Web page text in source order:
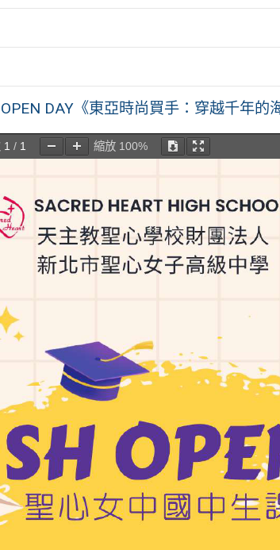
DAY《東亞時尚買手：穿越千年的
1 / 1 縮放 100%